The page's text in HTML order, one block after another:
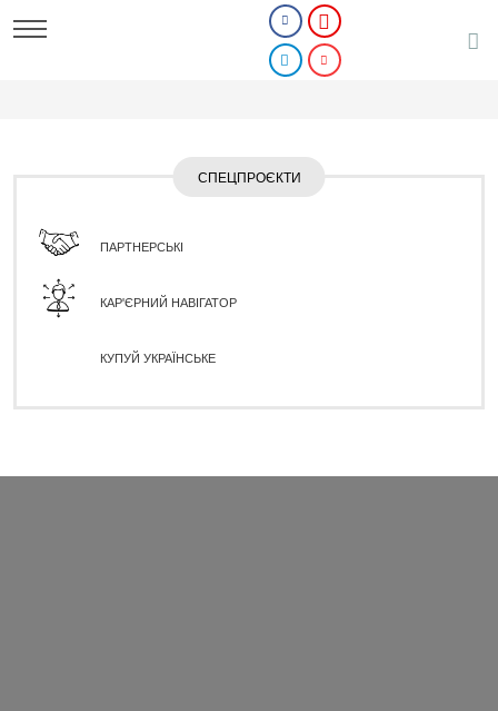
СПЕЦПРОЄКТИ
ПАРТНЕРСЬКІ
КАР'ЄРНИЙ НАВІГАТОР
КУПУЙ УКРАЇНСЬКЕ